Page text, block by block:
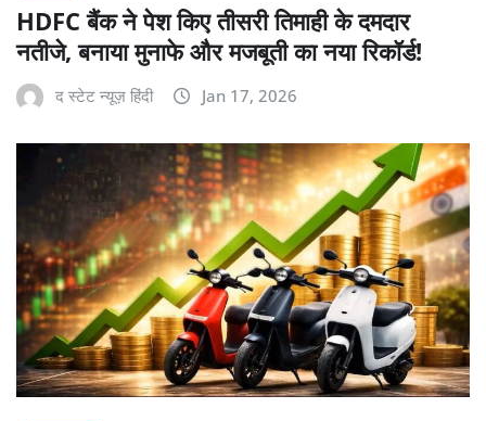
HDFC बैंक ने पेश किए तीसरी तिमाही के दमदार
नतीजे, बनाया मुनाफे और मजबूती का नया रिकॉर्ड!
द स्टेट न्यूज़ हिंदी Jan 17, 2026